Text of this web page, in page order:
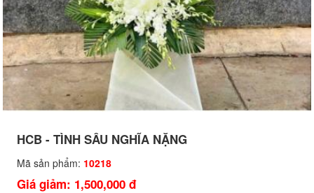
HCB - TÌNH SÂU NGHĨA NẶNG
Mã sản phẩm: 10218
Giá giảm: 1,500,000 đ